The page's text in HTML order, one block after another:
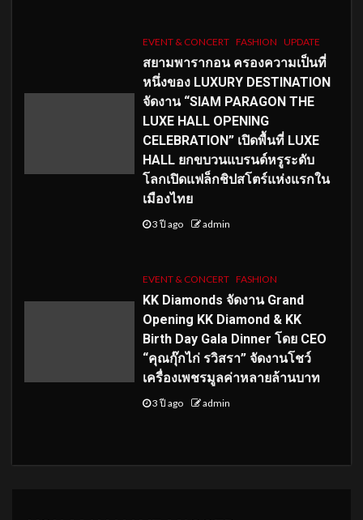
EVENT & CONCERT FASHION UPDATE
สยามพารากอน ครองความเป็นที่
หนึ่งของ LUXURY DESTINATION
จัดงาน “SIAM PARAGON THE
LUXE HALL OPENING
CELEBRATION” เปิดพื้นที่ LUXE
HALL ยกขบวนแบรนด์หรูระดับ
โลกเปิดแฟล็กชิปสโตร์แห่งแรกใน
เมืองไทย
3 ปี ago admin
EVENT & CONCERT FASHION
KK Diamonds จัดงาน Grand
Opening KK Diamond & KK
Birth Day Gala Dinner โดย CEO
“คุณกุ๊กไก่ รวิสรา” จัดงานโชว์
เครื่องเพชรมูลค่าหลายล้านบาท
3 ปี ago admin